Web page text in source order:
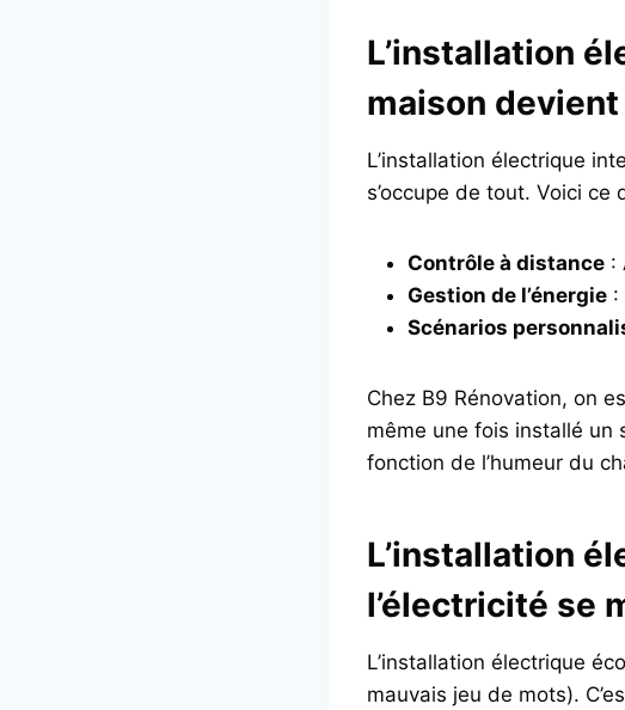
L’installation
maison
L’installation électrique
s’occupe de tout. Voici ce
Contrôle à distance :
Gestion de l’énergie :
Scénarios
Chez B9 Rénovation, on
même une fois installé un
fonction de l’humeur du
L’installation
l’électricité se
L’installation électrique
mauvais jeu de mots).